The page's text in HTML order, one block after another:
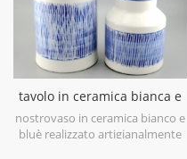
tavolo in ceramica bianca e
blu dipinto a mano vaso
nostrovaso in ceramica bianco e
bluè realizzato artigianalmente